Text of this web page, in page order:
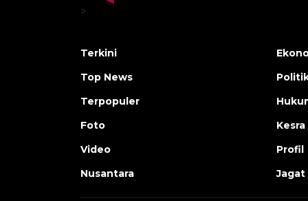
>
Terkini
Top News
Terpopuler
Foto
Video
Nusantara
Kesra
Profil
Jagat